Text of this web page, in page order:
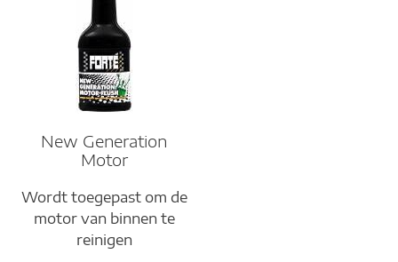
New Generation
Motor
Wordt toegepast om de
motor van binnen te
reinigen